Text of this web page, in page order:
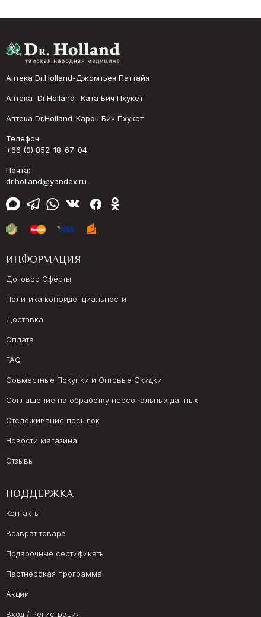
Аптека Dr.Holland-Джомтьен Паттайя
Аптека Dr.Holland- Ката Бич Пхукет
Аптека Dr.Holland-Карон Бич Пхукет
Телефон:
+66 (0) 852-18-67-04
Почта:
dr.holland@yandex.ru
ИНФОРМАЦИЯ
Договор Оферты
Политика конфиденциальности
Доставка
Оплата
FAQ
Совместные Покупки и Оптовые Скидки
Соглашение на обработку персональных данных
Отслеживание посылок
Новости магазина
Отзывы
ПОДДЕРЖКА
Контакты
Возврат товара
Подарочные сертификаты
Партнерская программа
Акции
Вход / Регистрация